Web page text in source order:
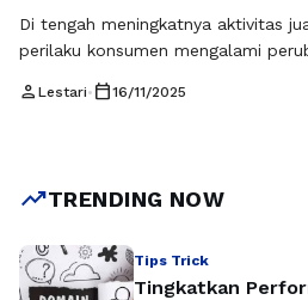
Di tengah meningkatnya aktivitas
perilaku konsumen mengalami
pengguna lain yang sudah
komponen krusial untuk
person Lestari• calendar_today16/11/2025
trending_upTRENDING NOW
Tips Trick
Tingkatkan